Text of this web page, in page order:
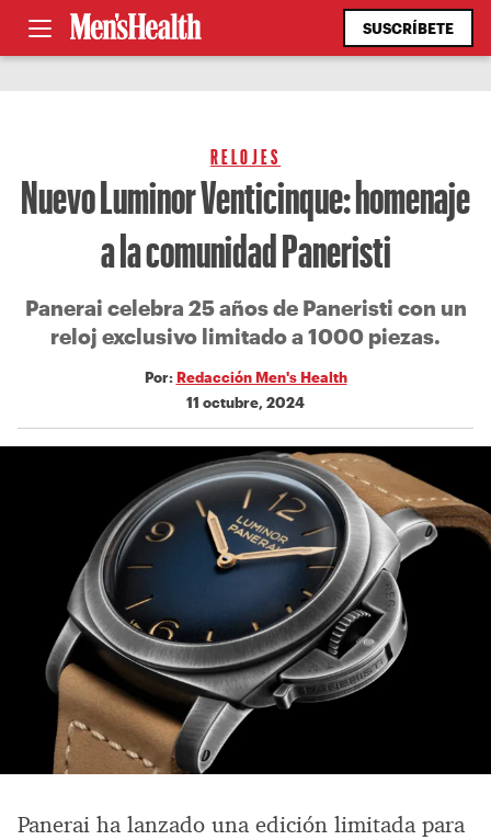
SUSCRÍBETE
RELOJES
Nuevo Luminor Venticinque: homenaje
a la comunidad Paneristi
Panerai celebra 25 años de Paneristi con un
reloj exclusivo limitado a 1000 piezas.
Por: Redacción Men's Health
11 octubre, 2024
Panerai ha lanzado una edición limitada para